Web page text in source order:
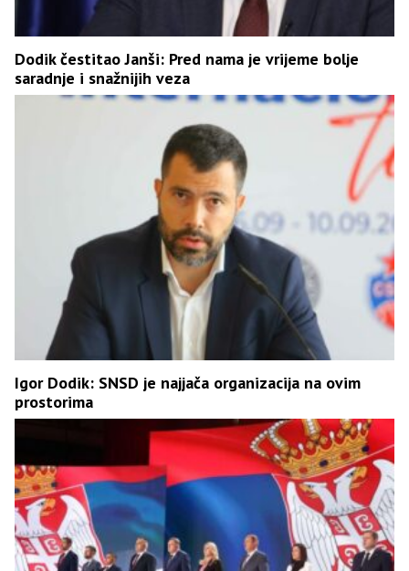
Dodik čestitao Janši: Pred nama je vrijeme bolje
saradnje i snažnijih veza
Igor Dodik: SNSD je najjača organizacija na ovim
prostorima